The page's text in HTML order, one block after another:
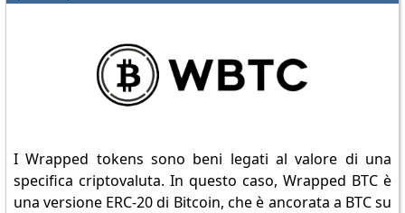
I Wrapped tokens sono beni legati al valore di una
specifica criptovaluta. In questo caso, Wrapped BTC è
una versione ERC-20 di Bitcoin, che è ancorata a BTC su